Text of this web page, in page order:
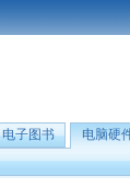
电子图书 电脑硬